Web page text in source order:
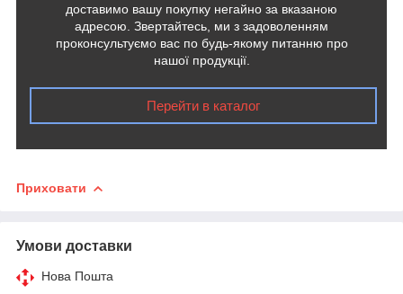
доставимо вашу покупку негайно за вказаною
адресою. Звертайтесь, ми з задоволенням
проконсультуємо вас по будь-якому питанню про
нашої продукції.
Перейти в каталог
Приховати
Умови доставки
Нова Пошта